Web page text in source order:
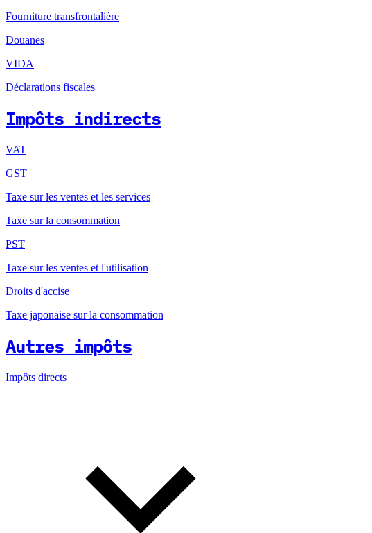
Fourniture transfrontalière
Douanes
VIDA
Déclarations fiscales
Impôts indirects
VAT
GST
Taxe sur les ventes et les services
Taxe sur la consommation
PST
Taxe sur les ventes et l'utilisation
Droits d'accise
Taxe japonaise sur la consommation
Autres impôts
Impôts directs